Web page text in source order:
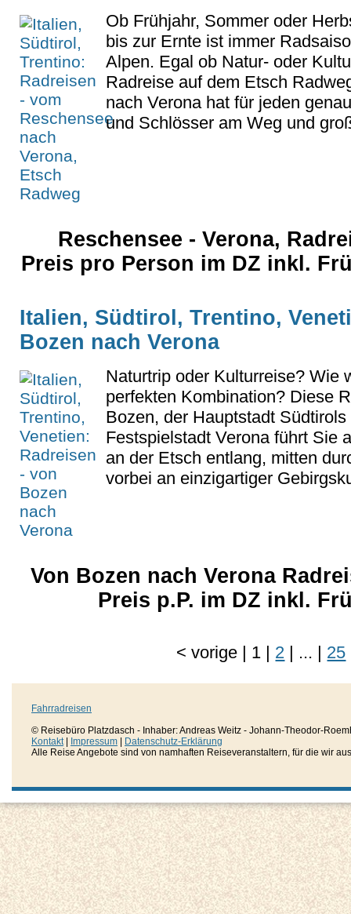
Ob Frühjahr, Sommer oder
bis zur Ernte ist immer
Alpen. Egal ob Natur- oder
Radreise auf dem Etsch
nach Verona hat für jeden
und Schlösser am Weg und
Reschensee - Verona,
Preis pro Person im DZ inkl.
Italien, Südtirol, Trentino,
Bozen nach Verona
Naturtrip oder Kulturreise? Wie
perfekten Kombination? Diese
Bozen, der Hauptstadt Südtirols
Festspielstadt Verona führt Sie
an der Etsch entlang, mitten
vorbei an einzigartiger
Von Bozen nach Verona
Preis p.P. im DZ inkl.
<vorige | 1 | 2 | ... | 25
Fahrradreisen
© Reisebüro Platzdasch - Inhaber: Andreas Weitz - Johann-Theodor-
Kontakt| Impressum
Datenschutz-Erklärung
Alle Reise Angebote sind von namhaften Reiseveranstaltern, für die wir